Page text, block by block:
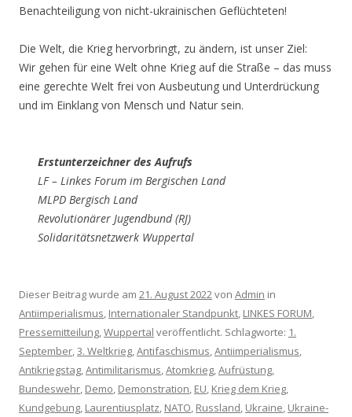
Benachteiligung von nicht-ukrainischen Geflüchteten!
Die Welt, die Krieg hervorbringt, zu ändern, ist unser Ziel:
Wir gehen für eine Welt ohne Krieg auf die Straße – das muss
eine gerechte Welt frei von Ausbeutung und Unterdrückung
und im Einklang von Mensch und Natur sein.
Erstunterzeichner des Aufrufs
LF – Linkes Forum im Bergischen Land
MLPD Bergisch Land
Revolutionärer Jugendbund (RJ)
Solidaritätsnetzwerk Wuppertal
Dieser Beitrag wurde am 21. August 2022von Admin in
Antiimperialismus, Internationaler Standpunkt, LINKES FORUM,
Pressemitteilung,Wuppertal veröffentlicht. Schlagworte: 1.
September,3. Weltkrieg,Antifaschismus,Antiimperialismus,
Antikriegstag,Antimilitarismus,Atomkrieg,Aufrüstung,
Bundeswehr, Demo, Demonstration, EU, Krieg dem Krieg,
Kundgebung, Laurentiusplatz, NATO, Russland, Ukraine, Ukraine-